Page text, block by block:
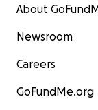
About
Newsroom
Careers
GoFundMe.org